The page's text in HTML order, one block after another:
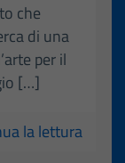
che
di una
per il
[…]
la lettura-